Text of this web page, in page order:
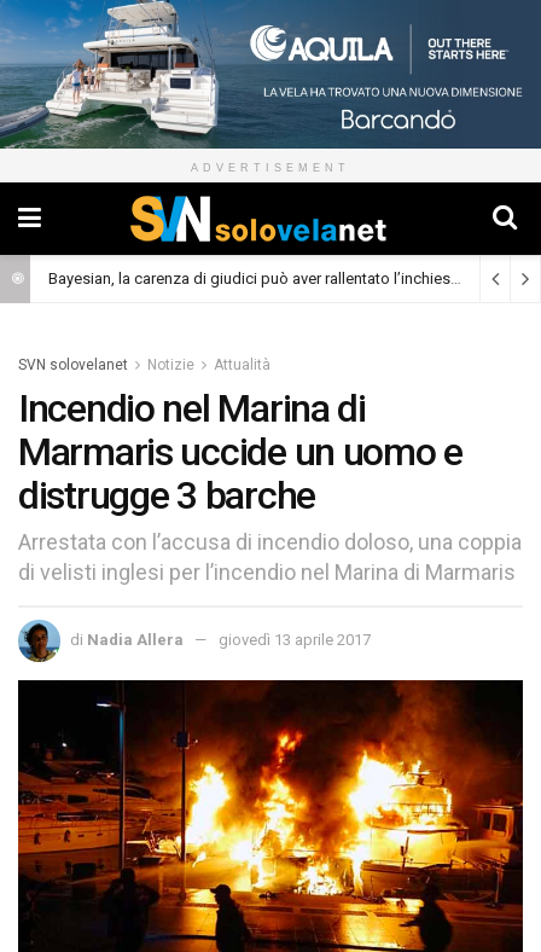
ADVERTISEMENT
Bayesian, la carenza di giudici può aver rallentato l’inchiesta (Cronaca)
SVN solovelanet Notizie Attualità
Incendio nel Marina di
Marmaris uccide un uomo e
distrugge 3 barche
Arrestata con l’accusa di incendio doloso, una coppia
di velisti inglesi per l’incendio nel Marina di Marmaris
di Nadia Allera giovedì 13 aprile 2017